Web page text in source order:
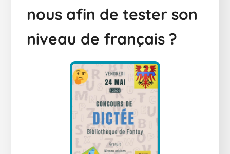
nous afin de tester son
niveau de français ?